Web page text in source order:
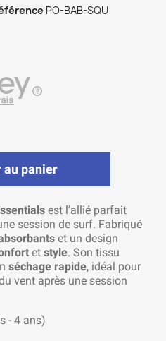
PO-BAB-SQU
au panier
est l’allié parfait
session de surf. Fabriqué
et un design
et style. Son tissu
séchage rapide, idéal pour
vent après une session
- 4 ans)